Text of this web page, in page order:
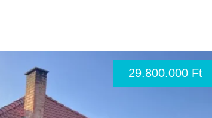
29.800.000 Ft